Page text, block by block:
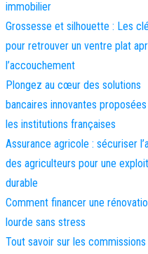
immobilier
Grossesse et silhouette : Les
pour retrouver un ventre plat
l’accouchement
Plongez au cœur des solutions
bancaires innovantes
les institutions françaises
Assurance agricole : sécuriser
des agriculteurs pour une
durable
Comment financer une
lourde sans stress
Tout savoir sur les commissions